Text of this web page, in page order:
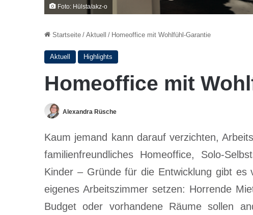
Foto: Hülsta/akz-o
Startseite / Aktuell / Homeoffice mit Wohlfühl-Garantie
Aktuell Highlights
Homeoffice mit
Alexandra Rüsche
Kaum jemand kann darauf verzichten,
familienfreundliches Homeoffice, Solo-
Kinder – Gründe für die Entwicklung gibt
eigenes Arbeitszimmer setzen: Horrende
Budget oder vorhandene Räume sollen